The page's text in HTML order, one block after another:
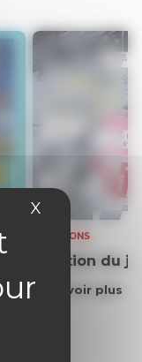
X Masquer le
SOLUTIONS
Solution du
En savoir plus